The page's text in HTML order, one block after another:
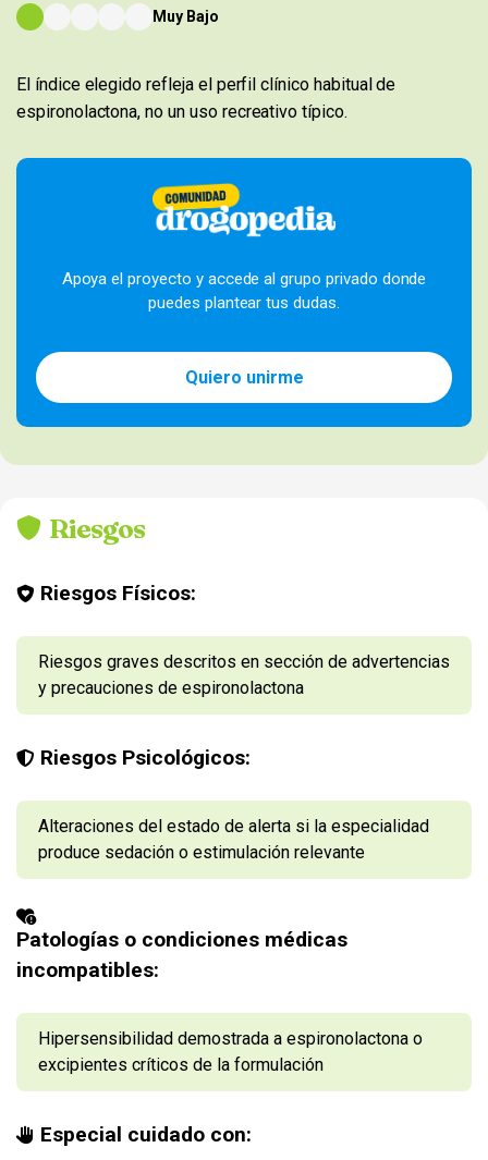
Muy Bajo
El índice elegido refleja el perfil clínico habitual de
espironolactona, no un uso recreativo típico.
Apoya el proyecto y accede al grupo privado donde
puedes plantear tus dudas.
Quiero unirme
Riesgos
Riesgos Físicos:
Riesgos graves descritos en sección de advertencias
y precauciones de espironolactona
Riesgos Psicológicos:
Alteraciones del estado de alerta si la especialidad
produce sedación o estimulación relevante
Patologías o condiciones médicas
incompatibles:
Hipersensibilidad demostrada a espironolactona o
excipientes críticos de la formulación
Especial cuidado con: